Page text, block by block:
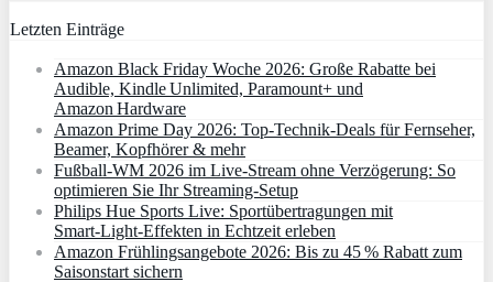
Letzten Einträge
Amazon Black Friday Woche 2026: Große Rabatte bei
Audible, Kindle Unlimited, Paramount+ und
Amazon Hardware
Amazon Prime Day 2026: Top-Technik-Deals für Fernseher,
Beamer, Kopfhörer & mehr
Fußball-WM 2026 im Live-Stream ohne Verzögerung: So
optimieren Sie Ihr Streaming-Setup
Philips Hue Sports Live: Sportübertragungen mit
Smart‑Light‑Effekten in Echtzeit erleben
Amazon Frühlingsangebote 2026: Bis zu 45 % Rabatt zum
Saisonstart sichern